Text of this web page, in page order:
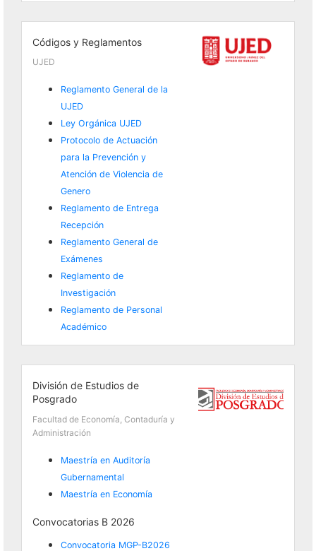
Códigos y Reglamentos
UJED
Reglamento General de la
UJED
Ley Orgánica UJED
Protocolo de Actuación
para la Prevención y
Atención de Violencia de
Genero
Reglamento de Entrega
Recepción
Reglamento General de
Exámenes
Reglamento de
Investigación
Reglamento de Personal
Académico
División de Estudios de
Posgrado
Facultad de Economía, Contaduría y
Administración
Maestría en Auditoría
Gubernamental
Maestría en Economía
Convocatorias B 2026
Convocatoria MGP-B2026